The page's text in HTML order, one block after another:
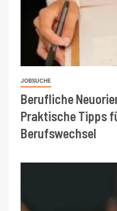
JOBSUCHE
Berufliche
Praktische Tipps
Berufswechsel